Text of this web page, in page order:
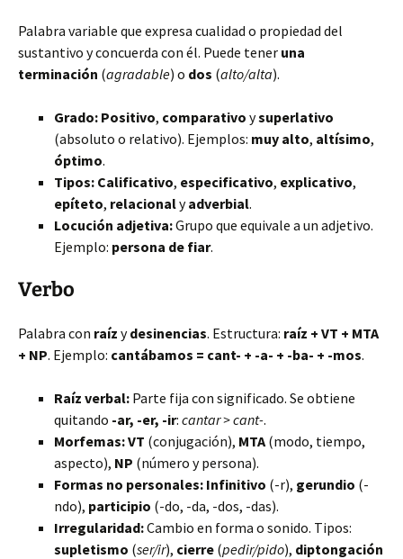
Palabra variable que expresa cualidad o propiedad del
sustantivo y concuerda con él. Puede tener una
terminación (agradable) o dos (alto/alta).
Grado: Positivo, comparativo ysuperlativo
(absoluto o relativo). Ejemplos: muy alto, altísimo,
óptimo.
Tipos: Calificativo, especificativo, explicativo,
epíteto, relacionalyadverbial.
Locución adjetiva:Grupo que equivale a un adjetivo.
Ejemplo: persona de fiar.
Verbo
Palabra con raíz ydesinencias. Estructura: raíz + VT + MTA
+ NP. Ejemplo: cantábamos = cant- + -a- + -ba- + -mos.
Raíz verbal: Parte fija con significado. Se obtiene
quitando -ar, -er, -ir: cantar > cant-.
Morfemas:VT (conjugación), MTA(modo, tiempo,
aspecto), NP (número y persona).
Formas no personales: Infinitivo (-r), gerundio (-
ndo), participio (-do, -da, -dos, -das).
Irregularidad:Cambio en forma o sonido. Tipos:
supletismo (ser/ir), cierre (pedir/pido), diptongación